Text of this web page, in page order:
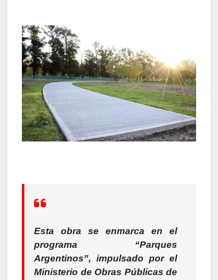
Esta obra se enmarca en el
programa “Parques
Argentinos”, impulsado por el
Ministerio de Obras Públicas de